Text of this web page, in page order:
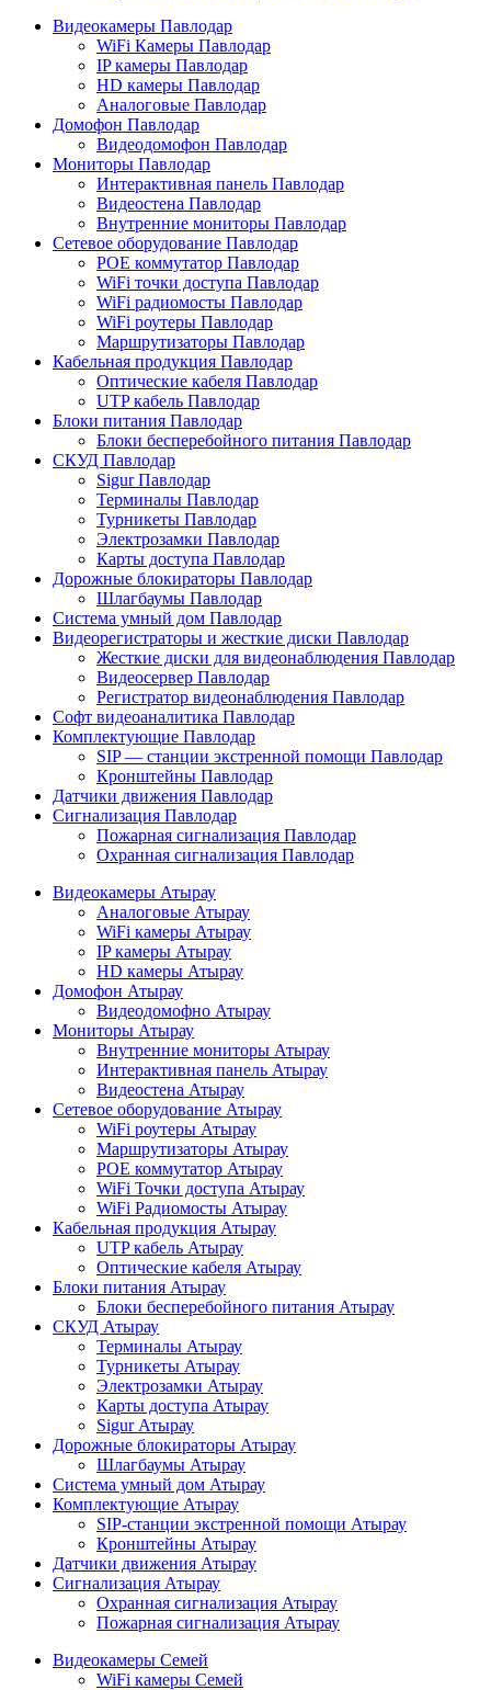
Видеокамеры Павлодар
WiFi Камеры Павлодар
IP камеры Павлодар
HD камеры Павлодар
Аналоговые Павлодар
Домофон Павлодар
Видеодомофон Павлодар
Мониторы Павлодар
Интерактивная панель Павлодар
Видеостена Павлодар
Внутренние мониторы Павлодар
Сетевое оборудование Павлодар
POE коммутатор Павлодар
WiFi точки доступа Павлодар
WiFi радиомосты Павлодар
WiFi роутеры Павлодар
Маршрутизаторы Павлодар
Кабельная продукция Павлодар
Оптические кабеля Павлодар
UTP кабель Павлодар
Блоки питания Павлодар
Блоки бесперебойного питания Павлодар
СКУД Павлодар
Sigur Павлодар
Терминалы Павлодар
Турникеты Павлодар
Электрозамки Павлодар
Карты доступа Павлодар
Дорожные блокираторы Павлодар
Шлагбаумы Павлодар
Система умный дом Павлодар
Видеорегистраторы и жесткие диски Павлодар
Жесткие диски для видеонаблюдения Павлодар
Видеосервер Павлодар
Регистратор видеонаблюдения Павлодар
Софт видеоаналитика Павлодар
Комплектующие Павлодар
SIP — станции экстренной помощи Павлодар
Кронштейны Павлодар
Датчики движения Павлодар
Сигнализация Павлодар
Пожарная сигнализация Павлодар
Охранная сигнализация Павлодар
Видеокамеры Атырау
Аналоговые Атырау
WiFi камеры Атырау
IP камеры Атырау
HD камеры Атырау
Домофон Атырау
Видеодомофно Атырау
Мониторы Атырау
Внутренние мониторы Атырау
Интерактивная панель Атырау
Видеостена Атырау
Сетевое оборудование Атырау
WiFi роутеры Атырау
Маршрутизаторы Атырау
POE коммутатор Атырау
WiFi Точки доступа Атырау
WiFi Радиомосты Атырау
Кабельная продукция Атырау
UTP кабель Атырау
Оптические кабеля Атырау
Блоки питания Атырау
Блоки бесперебойного питания Атырау
СКУД Атырау
Терминалы Атырау
Турникеты Атырау
Электрозамки Атырау
Карты доступа Атырау
Sigur Атырау
Дорожные блокираторы Атырау
Шлагбаумы Атырау
Система умный дом Атырау
Комплектующие Атырау
SIP-станции экстренной помощи Атырау
Кронштейны Атырау
Датчики движения Атырау
Сигнализация Атырау
Охранная сигнализация Атырау
Пожарная сигнализация Атырау
Видеокамеры Семей
WiFi камеры Семей